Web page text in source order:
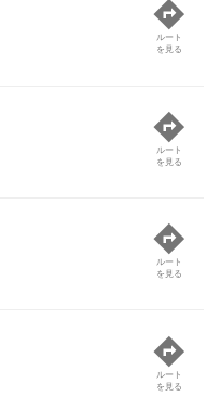
ルート
を見る
ルート
を見る
ルート
を見る
ルート
を見る